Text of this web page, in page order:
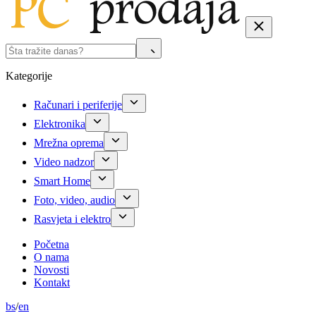
Kategorije
Računari i periferije
Elektronika
Mrežna oprema
Video nadzor
Smart Home
Foto, video, audio
Rasvjeta i elektro
Početna
O nama
Novosti
Kontakt
bs/en